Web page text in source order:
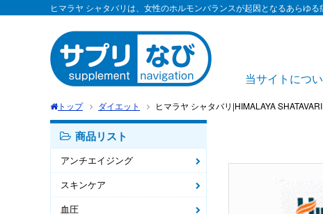
ヒマラヤ シャタバリは、女性のホルモンバランスが起因となるあらゆ
当サイトにつ
トップ ダイエット ヒマラヤ シャタバリ|HIMALAYA SHATAVARI
商品リスト
アンチエイジング
スキンケア
血圧